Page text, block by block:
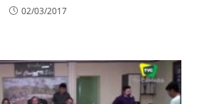
02/03/2017